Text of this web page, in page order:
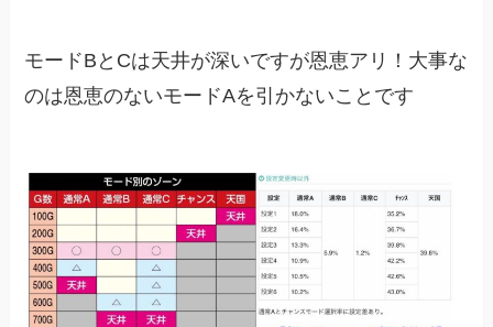
モードBとCは天井が深いですが恩恵アリ！大事な
のは恩恵のないモードAを引かないことです